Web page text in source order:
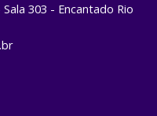
303 - Encantado Rio